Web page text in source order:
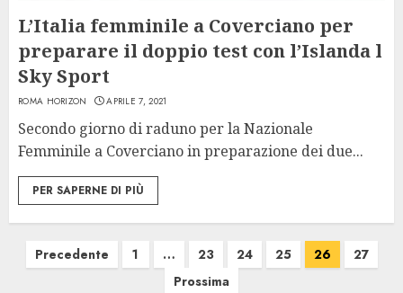
L’Italia femminile a Coverciano per
preparare il doppio test con l’Islanda l
Sky Sport
ROMA HORIZON APRILE 7, 2021
Secondo giorno di raduno per la Nazionale
Femminile a Coverciano in preparazione dei due...
PER SAPERNE DI PIÙ
Paginazione
Precedente 1 … 23 24 25 26
27
Prossima